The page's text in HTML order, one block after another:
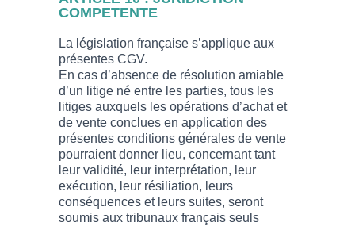
COMPETENTE
La législation française s’applique aux
présentes CGV.
En cas d’absence de résolution amiable
d’un litige né entre les parties, tous les
litiges auxquels les opérations d’achat et
de vente conclues en application des
présentes conditions générales de vente
pourraient donner lieu, concernant tant
leur validité, leur interprétation, leur
exécution, leur résiliation, leurs
conséquences et leurs suites, seront
soumis aux tribunaux français seuls